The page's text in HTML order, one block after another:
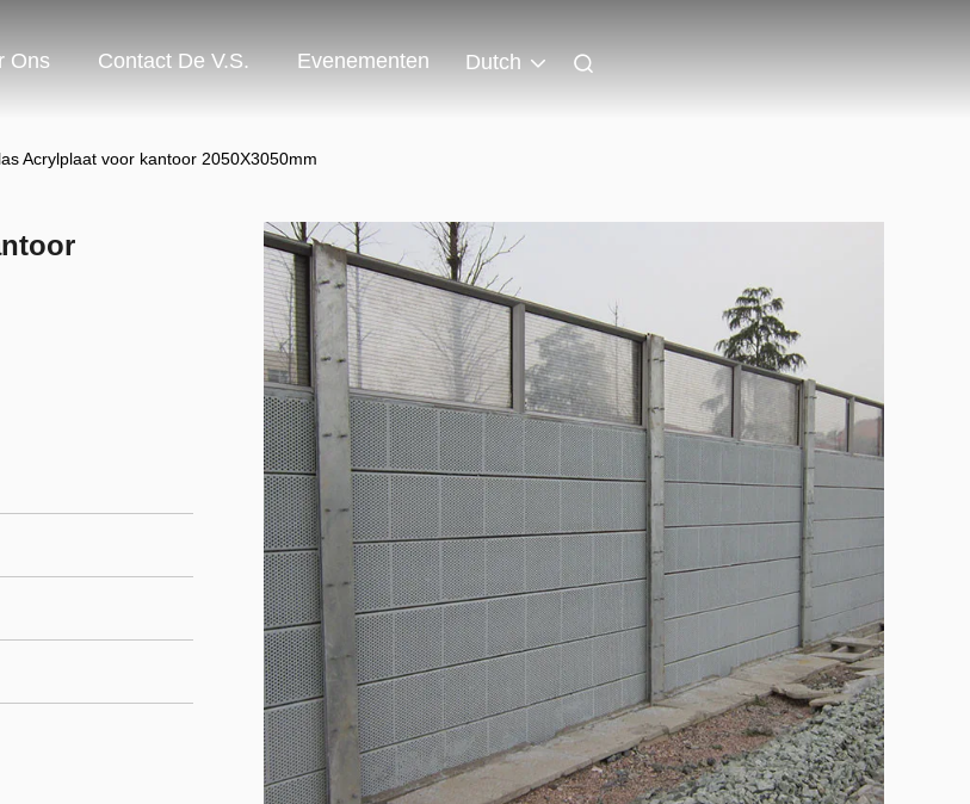
Ons Contact De V.S. Evenementen Dutch
Acrylplaat voor kantoor 2050X3050mm